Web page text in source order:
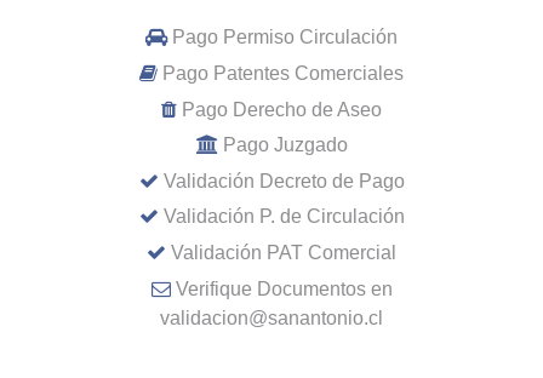
Pago Permiso Circulación
Pago Patentes Comerciales
Pago Derecho de Aseo
Pago Juzgado
Validación Decreto de Pago
Validación P. de Circulación
Validación PAT Comercial
Verifique Documentos en
validacion@sanantonio.cl